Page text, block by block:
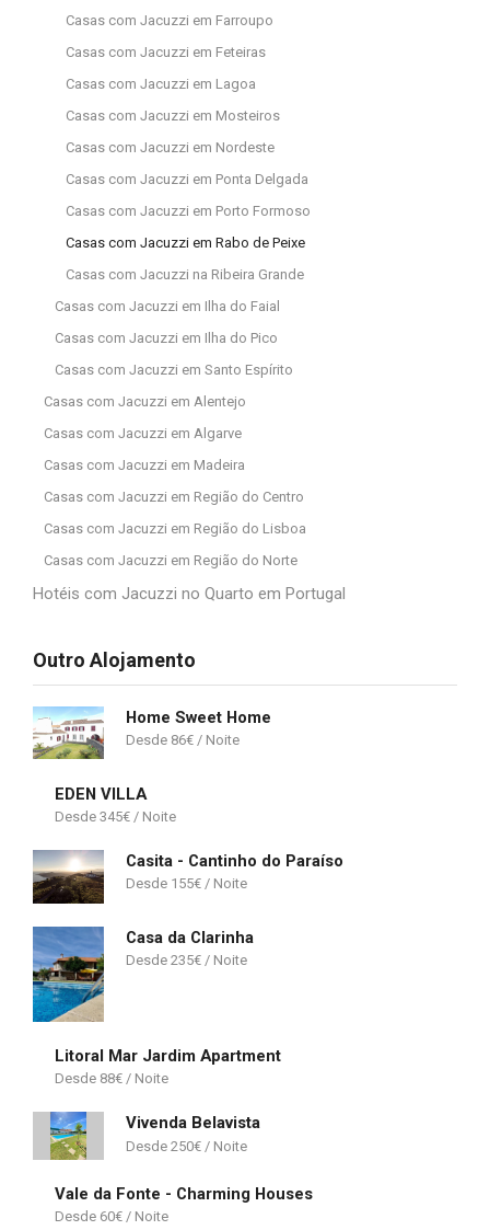
Casas com Jacuzzi em Farroupo
Casas com Jacuzzi em Feteiras
Casas com Jacuzzi em Lagoa
Casas com Jacuzzi em Mosteiros
Casas com Jacuzzi em Nordeste
Casas com Jacuzzi em Ponta Delgada
Casas com Jacuzzi em Porto Formoso
Casas com Jacuzzi em Rabo de Peixe
Casas com Jacuzzi na Ribeira Grande
Casas com Jacuzzi em Ilha do Faial
Casas com Jacuzzi em Ilha do Pico
Casas com Jacuzzi em Santo Espírito
Casas com Jacuzzi em Alentejo
Casas com Jacuzzi em Algarve
Casas com Jacuzzi em Madeira
Casas com Jacuzzi em Região do Centro
Casas com Jacuzzi em Região do Lisboa
Casas com Jacuzzi em Região do Norte
Hotéis com Jacuzzi no Quarto em Portugal
Outro Alojamento
Home Sweet Home
86€
EDEN VILLA
345€
Casita - Cantinho do Paraíso
155€
Casa da Clarinha
235€
Litoral Mar Jardim Apartment
88€
Vivenda Belavista
250€
Vale da Fonte - Charming Houses
60€